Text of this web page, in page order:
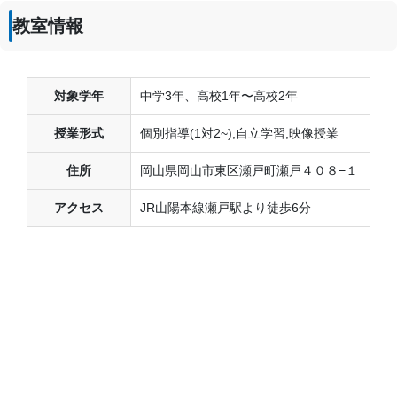
教室情報
対象学年 中学3年、高校1年〜高校2年
授業形式 個別指導(1対2~),自立学習,映像授業
住所 岡山県岡山市東区瀬戸町瀬戸４０８−１
アクセス JR山陽本線瀬戸駅より徒歩6分